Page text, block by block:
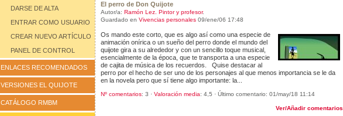
DARSE DE ALTA
ENTRAR COMO USUARIO
CREAR NUEVO ARTÍCULO
PANEL DE CONTROL
ENLACES RECOMENDADOS
VERSIONES EL QUIJOTE
CATÁLOGO RMBM
El perro de Don Quijote
Autor/a: Ramón Lez. Pintor y profesor.
Guardado en Vivencias personales 09/ene/06 17:48
Os mando este corto, que es algo así como una especie de
animación onírica o un sueño del perro donde el mundo del
quijote gira a su alrededor y con un sencillo toque musical,
esencialmente de la época, que te transporta a una especie
de cajita de música de los recuerdos. Quise destacar al
perro por el hecho de ser uno de los personajes al que menos importancia se le da
en la novela pero que sí tiene algo importante: la...
Nº comentarios: 3 · Valoración media: 4,5 · Último comentario: 01/may/18 11:14
Ver/Añadir comentarios